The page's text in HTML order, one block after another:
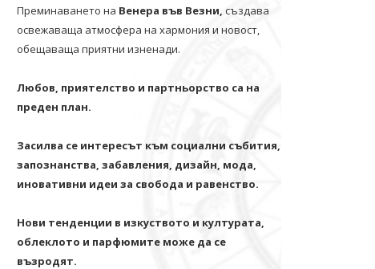
Преминаването на Венера във Везни, създава
освежаваща атмосфера на хармония и новост,
обещаваща приятни изненади.
Любов, приятелство и партньорство са на
преден план.
Засилва се интересът към социални събития,
запознанства, забавления, дизайн, мода,
иновативни идеи за свобода и равенство.
Нови тенденции в изкуството и културата,
облеклото и парфюмите може да се
възродят.